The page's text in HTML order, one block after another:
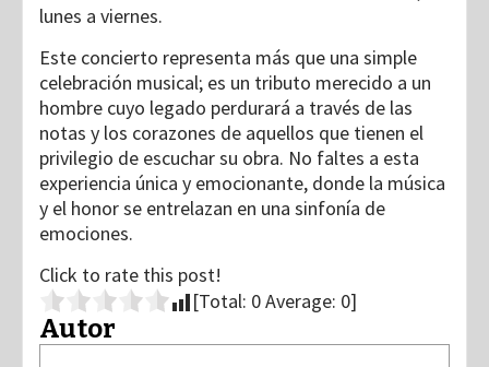
lunes a viernes.
Este concierto representa más que una simple
celebración musical; es un tributo merecido a un
hombre cuyo legado perdurará a través de las
notas y los corazones de aquellos que tienen el
privilegio de escuchar su obra. No faltes a esta
experiencia única y emocionante, donde la música
y el honor se entrelazan en una sinfonía de
emociones.
Click to rate this post!
[Total: 0Average: 0]
Autor